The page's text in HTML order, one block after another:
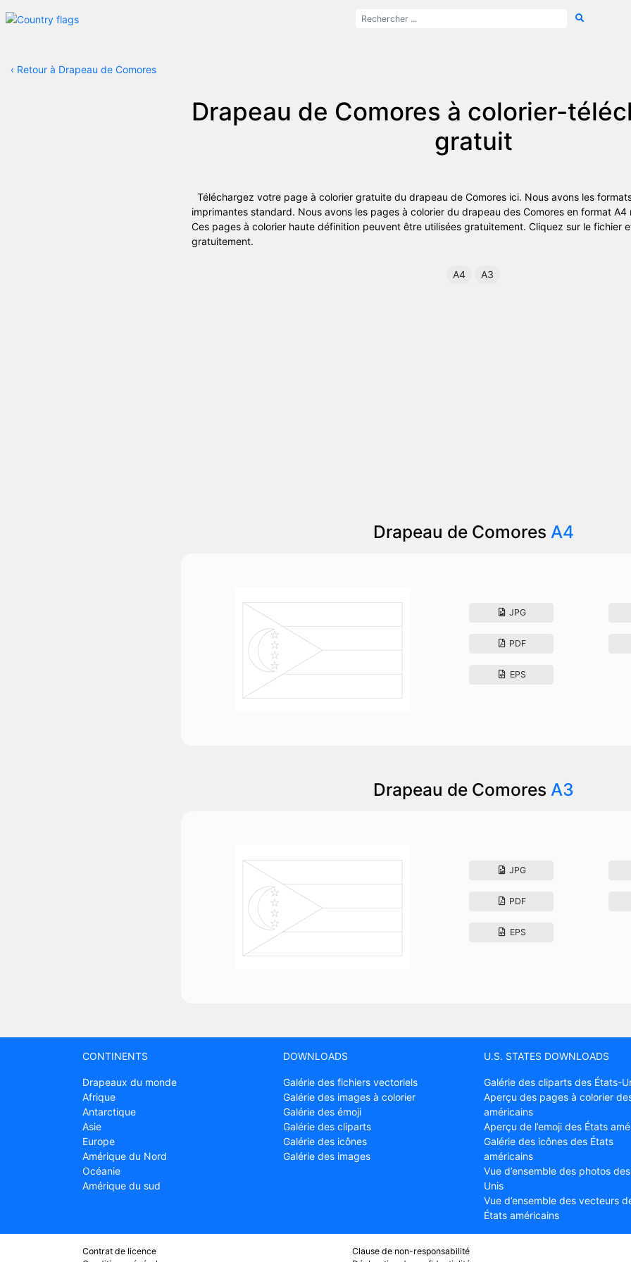
‹ Retour à Drapeau de Comores
Drapeau de Comores à colorier-
gratuit
Téléchargez votre page à colorier gratuite du drapeau de Comores ici. Nous avons les
imprimantes standard. Nous avons les pages à colorier du drapeau des Comores en format A4
Ces pages à colorier haute définition peuvent être utilisées gratuitement. Cliquez sur le fichier
gratuitement.
A4 A3
Drapeau de Comores A4
JPG
PDF
EPS
Drapeau de Comores A3
JPG
PDF
EPS
CONTINENTS
Drapeaux du monde
Afrique
Antarctique
Asie
Europe
Amérique du Nord
Océanie
Amérique du sud
DOWNLOADS
Galérie des fichiers vectoriels
Galérie des images à colorier
Galérie des émoji
Galérie des cliparts
Galérie des icônes
Galérie des images
U.S. STATES DOWNLOADS
Galérie des cliparts des États-
Aperçu des pages à colorier
américains
Aperçu de l’emoji des États
Galérie des icônes des États
américains
Vue d’ensemble des photos
Unis
Vue d’ensemble des vecteurs
États américains
Contrat de licence
Clause de non-responsabilité